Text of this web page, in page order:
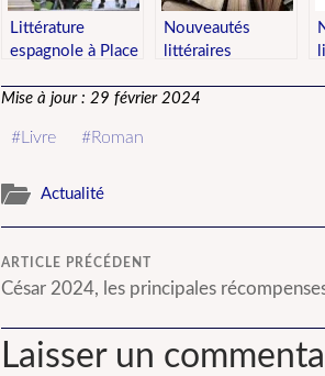
Littérature
espagnole à Place
Nouveautés
littéraires
Mise à jour : 29 février 2024
Livre Roman
Actualité
ARTICLE PRÉCÉDENT
César 2024, les principales
Laisser un